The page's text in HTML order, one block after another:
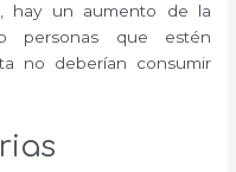
, hay un aumento de la
personas que estén
no deberían consumir